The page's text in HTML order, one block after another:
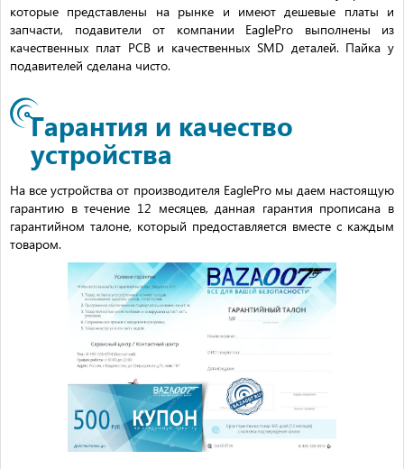
которые представлены на рынке и имеют дешевые платы и
запчасти, подавители от компании EaglePro выполнены из
качественных плат PCB и качественных SMD деталей. Пайка у
подавителей сделана чисто.
Гарантия и качество
устройства
На все устройства от производителя EaglePro мы даем настоящую
гарантию в течение 12 месяцев, данная гарантия прописана в
гарантийном талоне, который предоставляется вместе с каждым
товаром.